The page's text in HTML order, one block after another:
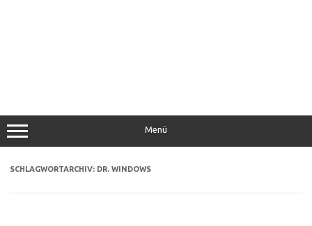
Menü
SCHLAGWORTARCHIV: DR. WINDOWS